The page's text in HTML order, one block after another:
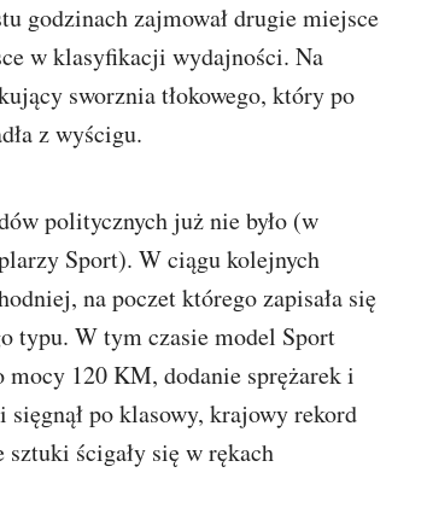
godzinach zajmował drugie miejsce
w klasyfikacji wydajności. Na
sworznia tłokowego, który po
z wyścigu.
politycznych już nie było (w
Sport). W ciągu kolejnych
na poczet którego zapisała się
typu. W tym czasie model Sport
120 KM, dodanie sprężarek i
po klasowy, krajowy rekord
ścigały się w rękach